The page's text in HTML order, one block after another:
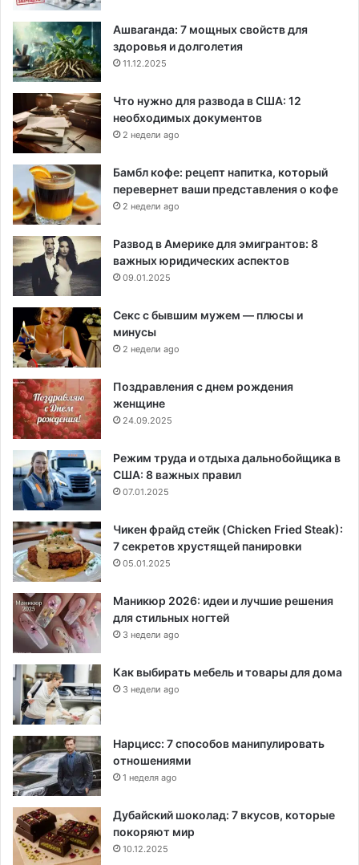
Ашваганда: 7 мощных свойств для
здоровья и долголетия
11.12.2025
Что нужно для развода в США: 12
необходимых документов
2 недели ago
Бамбл кофе: рецепт напитка, который
перевернет ваши представления о кофе
2 недели ago
Развод в Америке для эмигрантов: 8
важных юридических аспектов
09.01.2025
Секс с бывшим мужем — плюсы и
минусы
2 недели ago
Поздравления с днем рождения
женщине
24.09.2025
Режим труда и отдыха дальнобойщика в
США: 8 важных правил
07.01.2025
Чикен фрайд стейк (Chicken Fried Steak):
7 секретов хрустящей панировки
05.01.2025
Маникюр 2026: идеи и лучшие решения
для стильных ногтей
3 недели ago
Как выбирать мебель и товары для дома
3 недели ago
Нарцисс: 7 способов манипулировать
отношениями
1 неделя ago
Дубайский шоколад: 7 вкусов, которые
покоряют мир
10.12.2025